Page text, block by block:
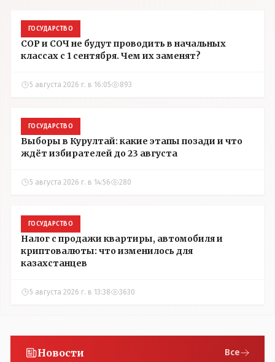
ГОСУДАРСТВО
СОР и СОЧ не будут проводить в начальных
классах с 1 сентября. Чем их заменят?
5 августа 2026 г. в 16:05 893
ГОСУДАРСТВО
Выборы в Курултай: какие этапы позади и что
ждёт избирателей до 23 августа
5 августа 2026 г. в 14:56 280
ГОСУДАРСТВО
Налог с продажи квартиры, автомобиля и
криптовалюты: что изменилось для
казахстанцев
5 августа 2026 г. в 13:38 3630
Новости Все